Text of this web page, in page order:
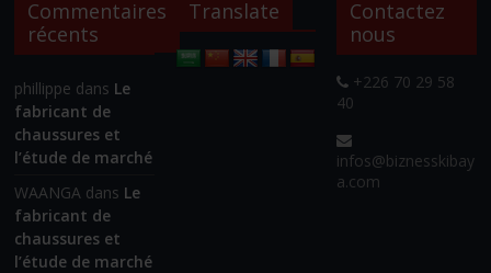
Commentaires
récents
phillippe dans Le
fabricant de
chaussures et
l’étude de marché
WAANGA dans Le
fabricant de
chaussures et
l’étude de marché
Translate
Contactez
nous
+226 70 29 58
40
infos@biznesskibay
a.com